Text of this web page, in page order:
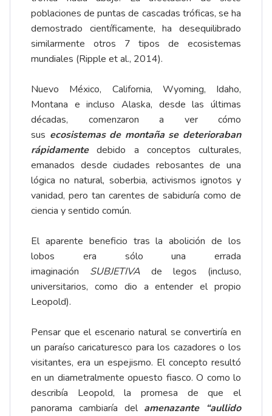
poblaciones de puntas de cascadas tróficas, se ha
demostrado científicamente, ha desequilibrado
similarmente otros 7 tipos de ecosistemas
mundiales (Ripple et al., 2014).
Nuevo México, California, Wyoming, Idaho,
Montana e incluso Alaska, desde las últimas
décadas, comenzaron a ver cómo
sus ecosistemas de montaña se deterioraban
rápidamentedebido a conceptos culturales,
emanados desde ciudades rebosantes de una
lógica no natural, soberbia, activismos ignotos y
vanidad, pero tan carentes de sabiduría como de
ciencia y sentido común.
El aparente beneficio tras la abolición de los
lobos era sólo una errada
imaginación SUBJETIVA de legos (incluso,
universitarios, como dio a entender el propio
Leopold).
Pensar que el escenario natural se convertiría en
un paraíso caricaturesco para los cazadores o los
visitantes, era un espejismo. El concepto resultó
en un diametralmente opuesto fiasco. O como lo
describía Leopold, la promesa de que el
panorama cambiaría del amenazante “aullido